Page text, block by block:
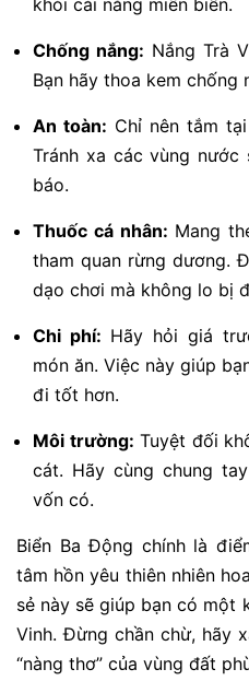
khỏi cái nắng miền biển.
Chống nắng: Nắng Trà
Bạn hãy thoa kem chống
An toàn: Chỉ nên tắm
Tránh xa các vùng
báo.
Thuốc cá nhân: Mang
tham quan rừng dương.
dạo chơi mà không lo bị
Chi phí: Hãy hỏi giá
món ăn. Việc này giúp
đi tốt hơn.
Môi trường: Tuyệt đối
cát. Hãy cùng chung
vốn có.
Biển Ba Động chính là
tâm hồn yêu thiên nhiên
sẻ này sẽ giúp bạn có một
Vinh. Đừng chần chừ, hãy
“nàng thơ” của vùng đất